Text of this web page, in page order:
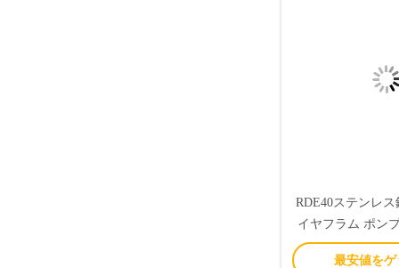
RDE40ステンレ
イヤフラム ポン
ラム ポ
最安値を